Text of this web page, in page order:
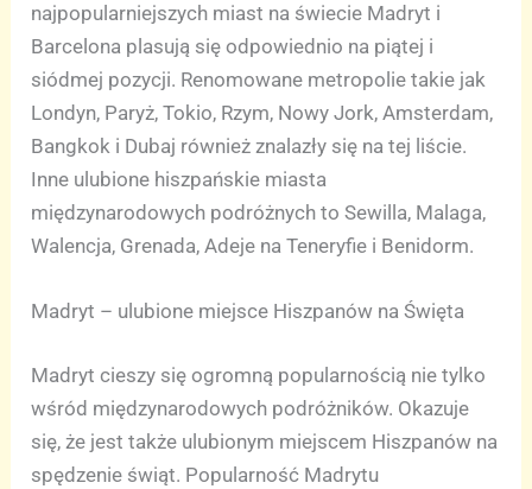
najpopularniejszych miast na świecie Madryt i
Barcelona plasują się odpowiednio na piątej i
siódmej pozycji. Renomowane metropolie takie jak
Londyn, Paryż, Tokio, Rzym, Nowy Jork, Amsterdam,
Bangkok i Dubaj również znalazły się na tej liście.
Inne ulubione hiszpańskie miasta
międzynarodowych podróżnych to Sewilla, Malaga,
Walencja, Grenada, Adeje na Teneryfie i Benidorm.
Madryt – ulubione miejsce Hiszpanów na Święta
Madryt cieszy się ogromną popularnością nie tylko
wśród międzynarodowych podróżników. Okazuje
się, że jest także ulubionym miejscem Hiszpanów na
spędzenie świąt. Popularność Madrytu